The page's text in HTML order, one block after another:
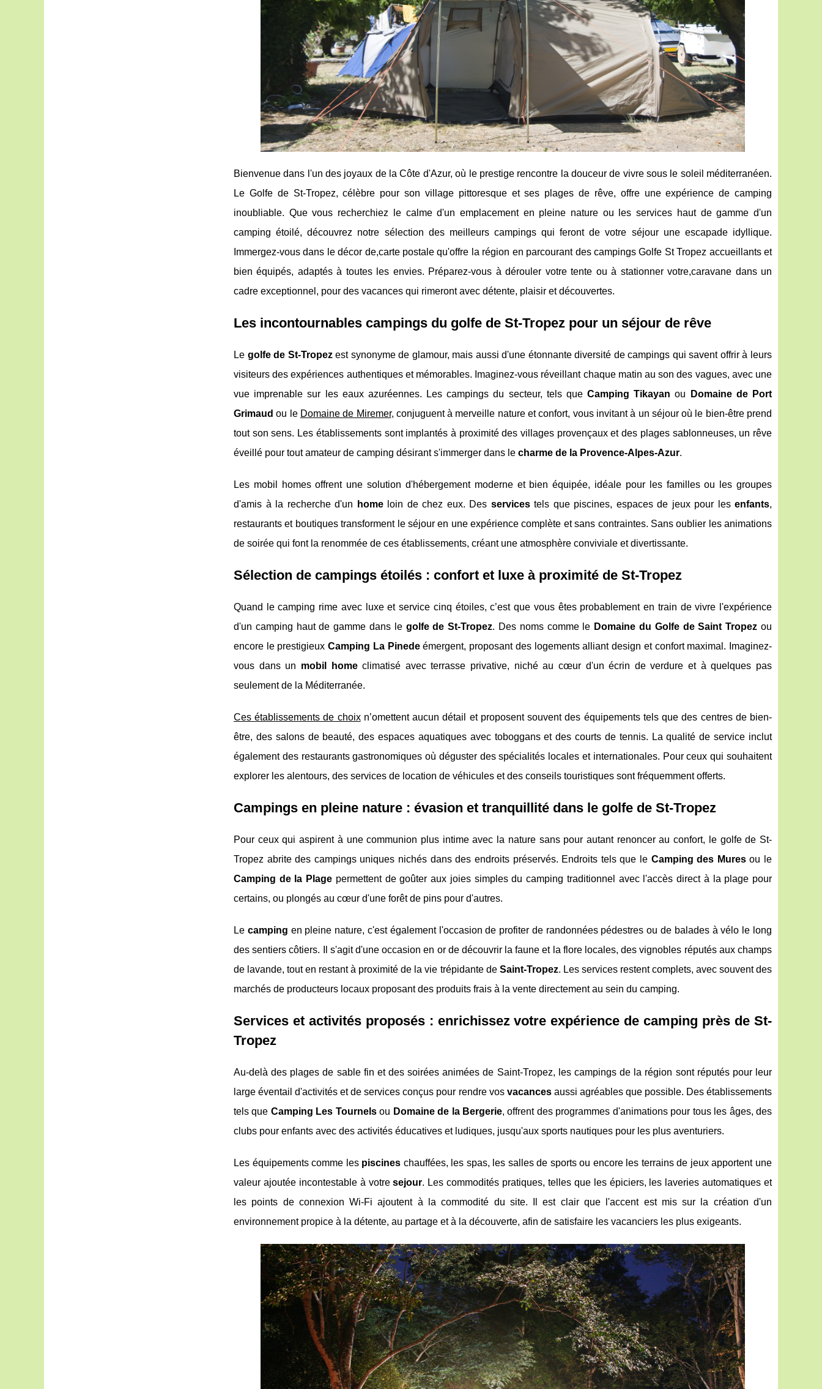
Bienvenue dans l'un des joyaux de la Côte d'Azur, où le prestige rencontre la douceur de vivre sous le soleil méditerranéen.
Le Golfe de St-Tropez, célèbre pour son village pittoresque et ses plages de rêve, offre une expérience de camping
inoubliable. Que vous recherchiez le calme d'un emplacement en pleine nature ou les services haut de gamme d'un
camping étoilé, découvrez notre sélection des meilleurs campings qui feront de votre séjour une escapade idyllique.
Immergez-vous dans le décor de,carte postale qu'offre la région en parcourant des campings Golfe St Tropez accueillants et
bien équipés, adaptés à toutes les envies. Préparez-vous à dérouler votre tente ou à stationner votre,caravane dans un
cadre exceptionnel, pour des vacances qui rimeront avec détente, plaisir et découvertes.
Les incontournables campings du golfe de St-Tropez pour un séjour de rêve
Le golfe de St-Tropezest synonyme de glamour, mais aussi d'une étonnante diversité de campings qui savent offrir à leurs
visiteurs des expériences authentiques et mémorables. Imaginez-vous réveillant chaque matin au son des vagues, avec une
vue imprenable sur les eaux azuréennes. Les campings du secteur, tels queCamping Tikayan ou
Domaine de Port
Grimaudou le Domaine de Miremer, conjuguent à merveille nature et confort, vous invitant à un séjour où le bien-être prend
tout son sens. Les établissements sont implantés à proximité des villages provençaux et des plages sablonneuses, un rêve
éveillé pour tout amateur de camping désirant s'immerger dans le charme de la Provence-Alpes-Azur.
Les mobil homes offrent une solution d'hébergement moderne et bien équipée, idéale pour les familles ou les groupes
d'amis à la recherche d'un
homeloin de chez eux. Des servicestels que piscines, espaces de jeux pour les enfants,
restaurants et boutiques transforment le séjour en une expérience complète et sans contraintes. Sans oublier les animations
de soirée qui font la renommée de ces établissements, créant une atmosphère conviviale et divertissante.
Sélection de campings étoilés : confort et luxe à proximité de St-Tropez
Quand le camping rime avec luxe et service cinq étoiles, c’est que vous êtes probablement en train de vivre l'expérience
d'un camping haut de gamme dans le golfe de St-Tropez. Des noms comme le Domaine du Golfe de Saint Tropez ou
encore le prestigieuxCamping La Pinedeémergent, proposant des logements alliant design et confort maximal. Imaginez-
vous dans un mobil homeclimatisé avec terrasse privative, niché au cœur d'un écrin de verdure et à quelques pas
seulement de la Méditerranée.
Ces établissements de choixn’omettent aucun détail et proposent souvent des équipements tels que des centres de bien-
être, des salons de beauté, des espaces aquatiques avec toboggans et des courts de tennis. La qualité de service inclut
également des restaurants gastronomiques où déguster des spécialités locales et internationales. Pour ceux qui souhaitent
explorer les alentours, des services de location de véhicules et des conseils touristiques sont fréquemment offerts.
Campings en pleine nature : évasion et tranquillité dans le golfe de St-Tropez
Pour ceux qui aspirent à une communion plus intime avec la nature sans pour autant renoncer au confort, le golfe de St-
Tropez abrite des campings uniques nichés dans des endroits préservés. Endroits tels que le Camping des Muresou le
Camping de la Plage permettent de goûter aux joies simples du camping traditionnel avec l'accès direct à la plage pour
certains, ou plongés au cœur d'une forêt de pins pour d'autres.
Le camping en pleine nature, c'est également l'occasion de profiter de randonnées pédestres ou de balades à vélo le long
des sentiers côtiers. Il s'agit d'une occasion en or de découvrir la faune et la flore locales, des vignobles réputés aux champs
de lavande, tout en restant à proximité de la vie trépidante de Saint-Tropez. Les services restent complets, avec souvent des
marchés de producteurs locaux proposant des produits frais à la vente directement au sein du camping.
Services et activités proposés : enrichissez votre expérience de camping près de St-
Tropez
Au-delà des plages de sable fin et des soirées animées de Saint-Tropez, les campings de la région sont réputés pour leur
large éventail d'activités et de services conçus pour rendre vos vacancesaussi agréables que possible. Des établissements
tels que Camping Les Tournelsou Domaine de la Bergerie, offrent des programmes d'animations pour tous les âges, des
clubs pour enfants avec des activités éducatives et ludiques, jusqu'aux sports nautiques pour les plus aventuriers.
Les équipements comme les piscines chauffées, les spas, les salles de sports ou encore les terrains de jeux apportent une
valeur ajoutée incontestable à votresejour. Les commodités pratiques, telles que les épiciers, les laveries automatiques et
les points de connexion Wi-Fi ajoutent à la commodité du site. Il est clair que l'accent est mis sur la création d'un
environnement propice à la détente, au partage et à la découverte, afin de satisfaire les vacanciers les plus exigeants.